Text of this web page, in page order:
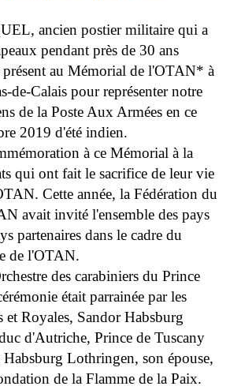
ancien postier militaire qui a
pendant près de 30 ans
au Mémorial de l'OTAN* à
de-Calais pour représenter notre
de la Poste Aux Armées en ce
2019 d'été indien.
à ce Mémorial à la
qui ont fait le sacrifice de leur vie
Cette année, la Fédération du
avait invité l'ensemble des pays
partenaires dans le cadre du
de l'OTAN.
des carabiniers du Prince
était parrainée par les
et Royales, Sandor Habsburg
d'Autriche, Prince de Tuscany
Habsburg Lothringen, son épouse,
de la Flamme de la Paix.